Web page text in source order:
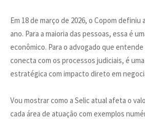
Em 18 de março de 2026, o Copom definiu
ano. Para a maioria das pessoas, essa é
econômico. Para o advogado que
conecta com os processos judiciais, é
estratégica com impacto direto em
Vou mostrar como a Selic atual afeta o
cada área de atuação com exemplos